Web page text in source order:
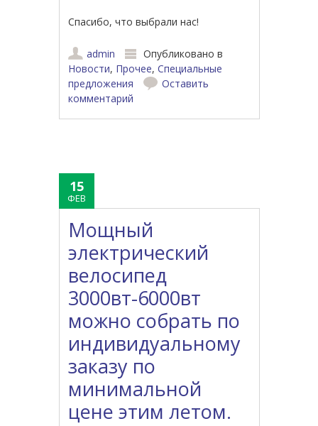
Спасибо, что выбрали нас!
admin
Опубликовано в
Новости, Прочее,Специальные
предложения
Оставить
комментарий
15
ФЕВ
Мощный
электрический
велосипед
3000вт-6000вт
можно собрать по
индивидуальному
заказу по
минимальной
цене этим летом.